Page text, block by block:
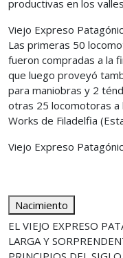
productivas en los
Viejo Expreso
Las primeras 50
fueron compradas a la
que luego proveyó
para maniobras y 2
otras 25 locomotoras a
Works de Filadelfia
Viejo Expreso
Nacimiento
EL VIEJO EXPRESO
LARGA Y